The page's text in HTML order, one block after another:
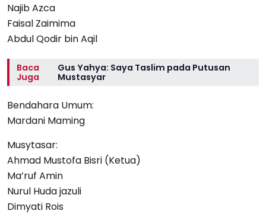
Najib Azca
Faisal Zaimima
Abdul Qodir bin Aqil
Baca
Juga
Gus Yahya: Saya Taslim pada Putusan
Mustasyar
Bendahara Umum:
Mardani Maming
Musytasar:
Ahmad Mustofa Bisri (Ketua)
Ma’ruf Amin
Nurul Huda jazuli
Dimyati Rois